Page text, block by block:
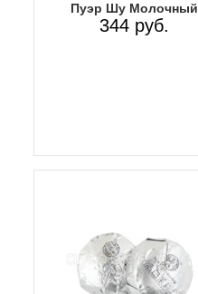
Пуэр Шу Молочный
344 руб.